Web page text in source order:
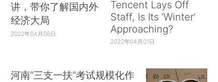
讲，带你了解国内外
经济大局
2022年04月06日
Tencent Lays Off
Staff, Is Its ‘Winter’
Approaching?
2022年04月01日
河南“三支一扶”考试规模化作